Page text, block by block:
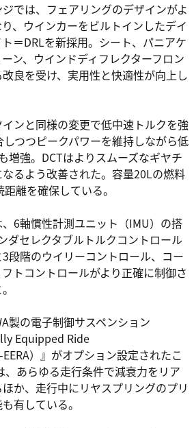
では、フェアリングのデザインがよ
、ウインカーをビルトインしたデイ
＝DRLを新採用。シート、パニアケ
ン、ウインドディフレクターフロン
良を受け、実用性と快適性が向上し
ンと同様の変更で低中速トルクを強
つつピークパワーを維持しながら低
増強。DCTはよりスムーズなギヤチ
るよう改善された。容量20Lの燃料
離を確保している。
6軸慣性計測ユニット（IMU）の搭
ダセレクタブルトルクコントロール
3段階のウイリーコントロール、コー
トコントロールがより正確に制御さ
製の電子制御サスペンション
Equipped Ride
）』がオプション設定されたこ
、あらゆる走行条件で減衰力をリア
か、走行中にリヤスプリングのプリ
有している。